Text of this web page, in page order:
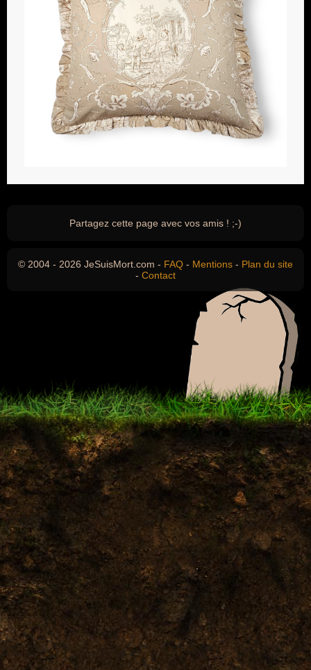
Partagez cette page avec vos amis ! ;-)
© 2004 - 2026 JeSuisMort.com - FAQ - Mentions - Plan du site
- Contact